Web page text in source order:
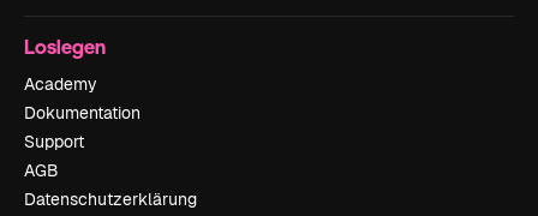
Loslegen
Academy
Dokumentation
Support
AGB
Datenschutzerklärung